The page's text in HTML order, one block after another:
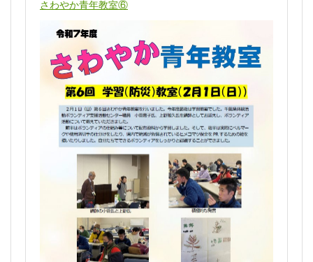
さわやか青年教室⑥